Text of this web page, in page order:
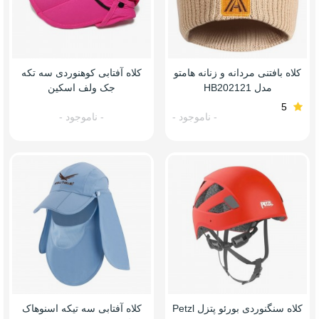
کلاه بافتنی مردانه و زنانه هامتو
مدل HB202121
5
- ناموجود -
کلاه آفتابی کوهنوردی سه تکه
جک ولف اسکین
- ناموجود -
کلاه سنگنوردی بورئو پتزل Petzl
کلاه آفتابی سه تیکه اسنوهاک